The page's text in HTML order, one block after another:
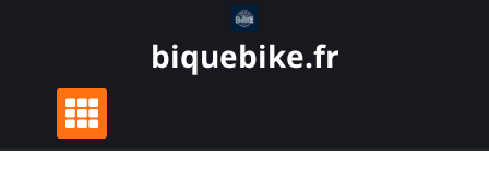
biquebike.fr